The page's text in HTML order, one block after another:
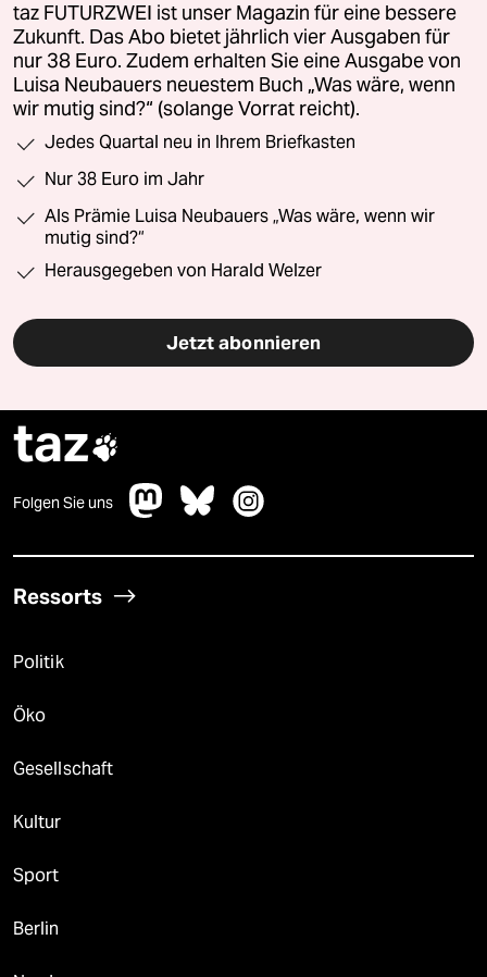
taz FUTURZWEI ist unser Magazin für eine bessere
Zukunft. Das Abo bietet jährlich vier Ausgaben für
nur 38 Euro. Zudem erhalten Sie eine Ausgabe von
Luisa Neubauers neuestem Buch „Was wäre, wenn
wir mutig sind?“ (solange Vorrat reicht).
Jedes Quartal neu in Ihrem Briefkasten
Nur 38 Euro im Jahr
Als Prämie Luisa Neubauers „Was wäre, wenn wir
mutig sind?“
Herausgegeben von Harald Welzer
Jetzt abonnieren
taz
Folgen Sie uns
Ressorts
Politik
Öko
Gesellschaft
Kultur
Sport
Berlin